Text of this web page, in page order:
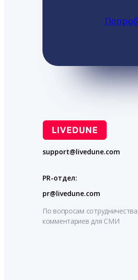
support@livedune.com
PR-отдел:
pr@livedune.com
По вопросам
комментариев для СМИ